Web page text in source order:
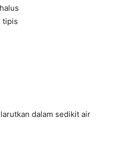
tipis
dalam sedikit air